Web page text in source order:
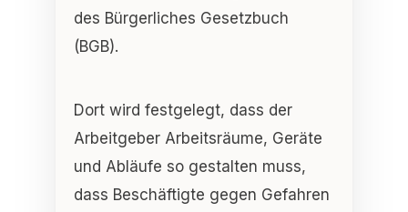
des Bürgerliches Gesetzbuch
(BGB).
Dort wird festgelegt, dass der
Arbeitgeber Arbeitsräume, Geräte
und Abläufe so gestalten muss,
dass Beschäftigte gegen Gefahren